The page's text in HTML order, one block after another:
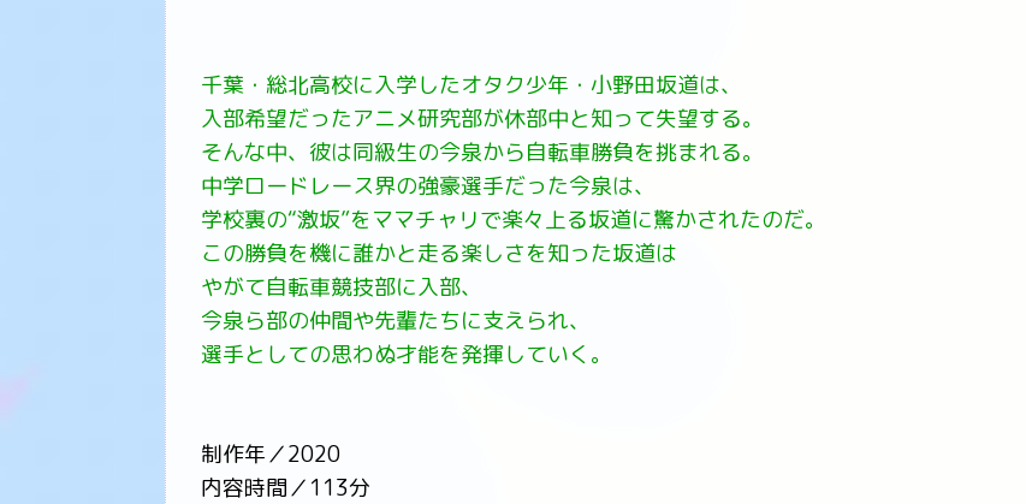
千葉・総北高校に入学したオタク少年・小野田坂道は、
入部希望だったアニメ研究部が休部中と知って失望する。
そんな中、彼は同級生の今泉から自転車勝負を挑まれる。
中学ロードレース界の強豪選手だった今泉は、
学校裏の“激坂”をママチャリで楽々上る坂道に驚かされたのだ。
この勝負を機に誰かと走る楽しさを知った坂道は
やがて自転車競技部に入部、
今泉ら部の仲間や先輩たちに支えられ、
選手としての思わぬ才能を発揮していく。
制作年／2020
内容時間／113分